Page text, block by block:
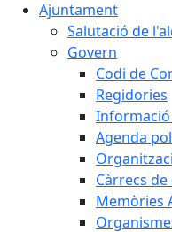
Ajuntament
Salutació de
Govern
Codi de
Regidories
Agenda
Càrrecs
Memòries